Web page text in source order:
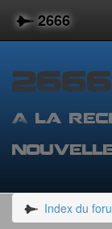
2666
2666
A la
le
contenuIndex du